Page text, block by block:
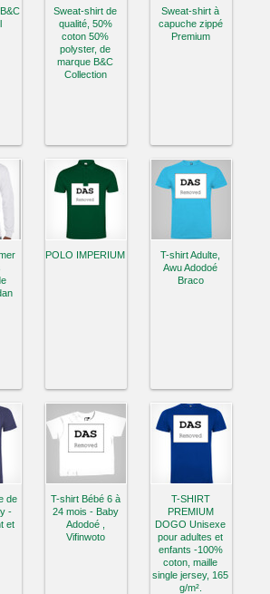
Sweat-shirt de
qualité, 50%
coton 50%
polyster, de
marque B&C
Collection
Sweat-shirt à
capuche zippé
Premium
POLO IMPERIUM
T-shirt Adulte,
Awu Adodoé
Braco
de
-
et
T-shirt Bébé 6 à
24 mois - Baby
Adodoé ,
Vifinwoto
T-SHIRT
PREMIUM
DOGO Unisexe
pour adultes et
enfants -100%
coton, maille
single jersey, 165
g/m².